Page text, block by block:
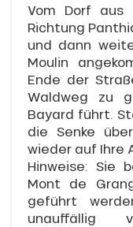
Vom Dorf aus
Richtung
und dann
Moulin
Ende der
Waldweg zu
Bayard führt.
die Senke
wieder auf Ihre
Hinweise: Sie
Mont de
geführt
unauffällig